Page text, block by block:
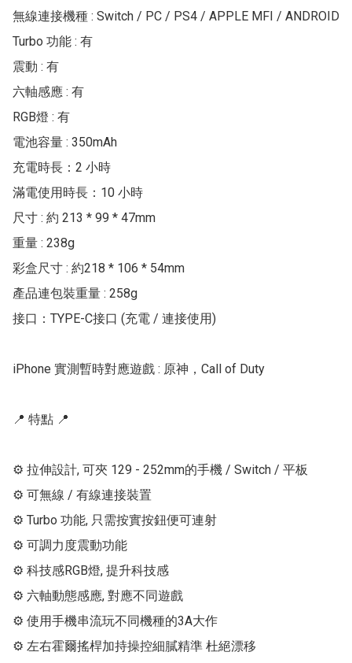
無線連接機種 : Switch / PC / PS4 / APPLE MFI / ANDROID
Turbo 功能 : 有
震動 : 有
六軸感應 : 有
RGB燈 : 有
電池容量 : 350mAh
充電時長：2 小時
滿電使用時長：10 小時
尺寸 : 約 213 * 99 * 47mm
重量 : 238g
彩盒尺寸 : 約218 * 106 * 54mm
產品連包裝重量 : 258g
接口：TYPE-C接口 (充電 / 連接使用)
iPhone 實測暫時對應遊戲 : 原神，Call of Duty
📍 特點 📍
⚙ 拉伸設計, 可夾 129 - 252mm的手機 / Switch / 平板
⚙ 可無線 / 有線連接裝置
⚙ Turbo 功能, 只需按實按鈕便可連射
⚙ 可調力度震動功能
⚙ 科技感RGB燈, 提升科技感
⚙ 六軸動態感應, 對應不同遊戲
⚙ 使用手機串流玩不同機種的3A大作
⚙ 左右霍爾搖桿加持操控細膩精準 杜絕漂移